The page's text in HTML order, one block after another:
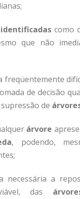
como
que não
freqüentemente
de decisão
de
árvore
, podendo,
necessária a
das